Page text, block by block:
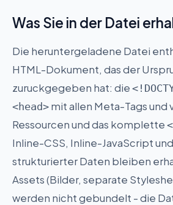
Was Sie in der Datei
Die heruntergeladene Datei
HTML-Dokument, das der
zuruckgegeben hat: die
<head> mit allen Meta-Tags
Ressourcen und das komplette
Inline-CSS, Inline-JavaScript
strukturierter Daten bleiben
Assets (Bilder, separate
werden nicht gebundelt - die